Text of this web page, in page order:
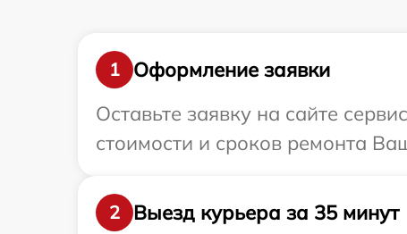
1
Оформление заявки
Оставьте заявку на сайте
стоимости и сроков ремонта
2
Выезд курьера за 35 минут